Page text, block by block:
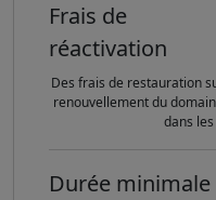
Frais de
réactivation
Des frais de restauration
renouvellement du
dans
Durée minimale